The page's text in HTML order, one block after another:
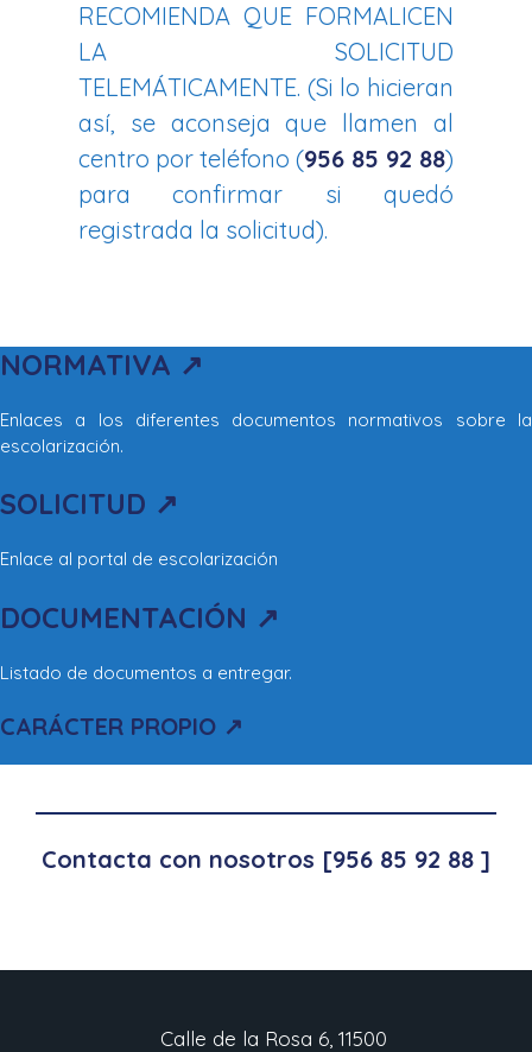
RECOMIENDA QUE FORMALICEN
LA SOLICITUD
TELEMÁTICAMENTE. (Si lo hicieran
así, se aconseja que llamen al
centro por teléfono (956 85 92 88)
para confirmar si quedó
registrada la solicitud).
NORMATIVA ↗
Enlaces a los diferentes documentos normativos sobre la
escolarización.
SOLICITUD ↗
Enlace al portal de escolarización
DOCUMENTACIÓN ↗
Listado de documentos a entregar.
CARÁCTER PROPIO ↗
Contacta con nosotros [956 85 92 88 ]
Calle de la Rosa 6, 11500